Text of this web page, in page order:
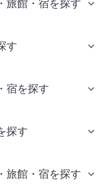
旅館・宿を探す
す
宿を探す
探す
旅館・宿を探す